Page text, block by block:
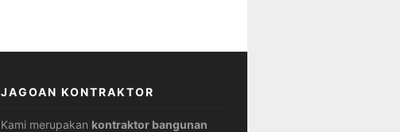
JAGOAN KONTRAKTOR
Kami merupakan kontraktor bangunan